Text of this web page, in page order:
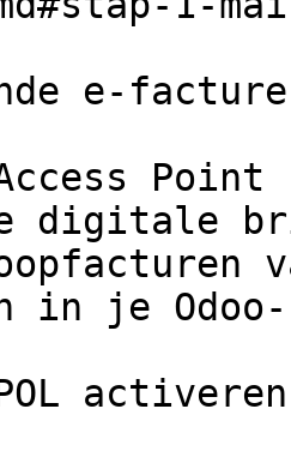
e-
Access
digitale
in je Odoo-